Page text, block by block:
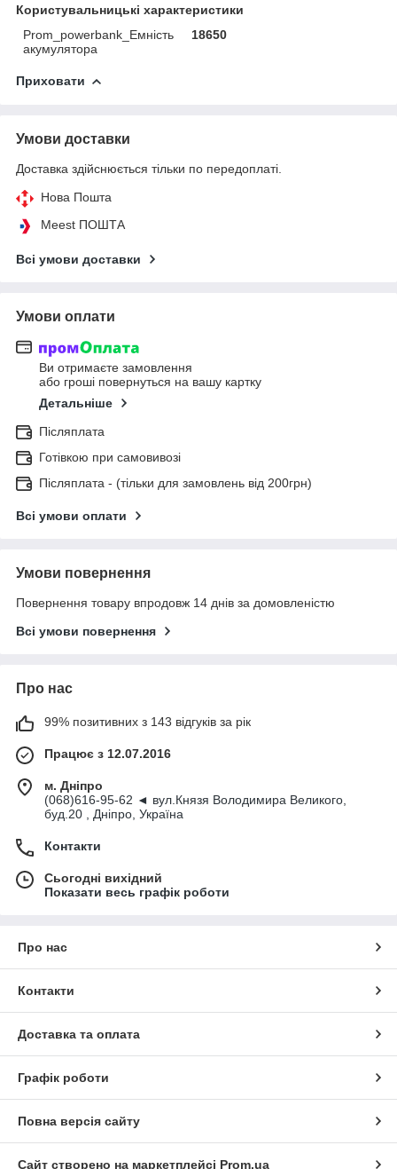
Користувальницькі характеристики
Prom_powerbank_Емність
акумулятора
18650
Приховати
Умови доставки
Доставка здійснюється тільки по передоплаті.
Нова Пошта
Meest ПОШТА
Всі умови доставки
Умови оплати
Ви отримаєте замовлення
або гроші повернуться на вашу картку
Детальніше
Післяплата
Готівкою при самовивозі
Післяплата - (тільки для замовлень від 200грн)
Всі умови оплати
Умови повернення
Повернення товару впродовж 14 днів за домовленістю
Всі умови повернення
Про нас
99% позитивних з 143 відгуків за рік
Працює з 12.07.2016
м. Дніпро
(068)616-95-62 ◄ вул.Князя Володимира Великого,
буд.20 , Дніпро, Україна
Контакти
Сьогодні вихідний
Показати весь графік роботи
Про нас
Контакти
Доставка та оплата
Графік роботи
Повна версія сайту
Сайт створено на маркетплейсі Prom.ua